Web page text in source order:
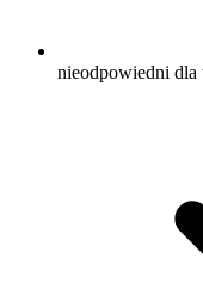
nieodpowiedni